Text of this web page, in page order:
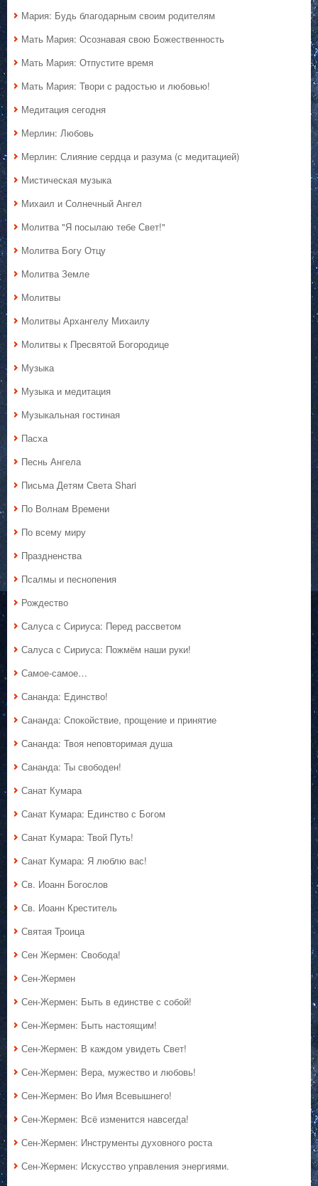
Мария: Будь благодарным своим родителям
Мать Мария: Осознавая свою Божественность
Мать Мария: Отпустите время
Мать Мария: Твори с радостью и любовью!
Медитация сегодня
Мерлин: Любовь
Мерлин: Слияние сердца и разума (с медитацией)
Мистическая музыка
Михаил и Солнечный Ангел
Молитва "Я посылаю тебе Свет!"
Молитва Богу Отцу
Молитва Земле
Молитвы
Молитвы Архангелу Михаилу
Молитвы к Пресвятой Богородице
Музыка
Музыка и медитация
Музыкальная гостиная
Пасха
Песнь Ангела
Письма Детям Света Shari
По Волнам Времени
По всему миру
Праздненства
Псалмы и песнопения
Рождество
Салуса с Сириуса: Перед рассветом
Салуса с Сириуса: Пожмём наши руки!
Самое-самое…
Сананда: Единство!
Сананда: Спокойствие, прощение и принятие
Сананда: Твоя неповторимая душа
Сананда: Ты свободен!
Санат Кумара
Санат Кумара: Единство с Богом
Санат Кумара: Твой Путь!
Санат Кумара: Я люблю вас!
Св. Иоанн Богослов
Св. Иоанн Креститель
Святая Троица
Сен Жермен: Свобода!
Сен-Жермен
Сен-Жермен: Быть в единстве с собой!
Сен-Жермен: Быть настоящим!
Сен-Жермен: В каждом увидеть Свет!
Сен-Жермен: Вера, мужество и любовь!
Сен-Жермен: Во Имя Всевышнего!
Сен-Жермен: Всё изменится навсегда!
Сен-Жермен: Инструменты духовного роста
Сен-Жермен: Искусство управления энергиями.